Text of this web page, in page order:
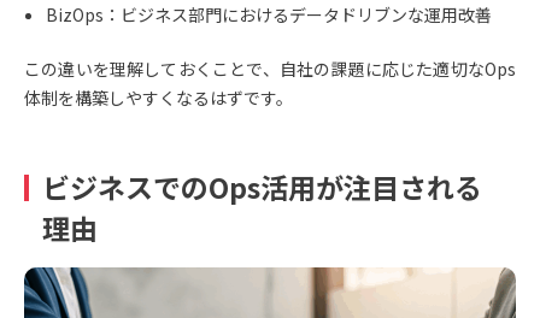
BizOps：ビジネス部門におけるデータドリブンな運用改善
この違いを理解しておくことで、自社の課題に応じた適切なOps
体制を構築しやすくなるはずです。
ビジネスでのOps活用が注目される
理由